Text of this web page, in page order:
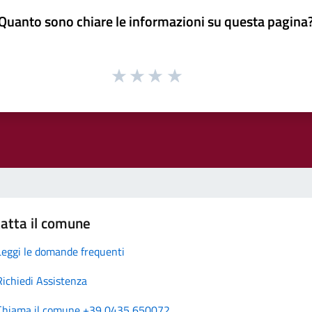
sono chiare le informazioni su questa
il comune
le domande frequenti
Assistenza